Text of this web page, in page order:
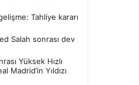
Tahliye kararı
Salah sonrası dev
Yüksek Hızlı
Madrid’in Yıldızı